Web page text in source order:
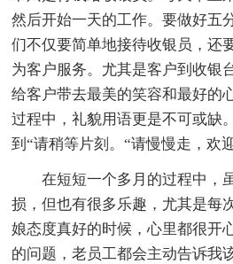
然后开始一天的工作。要做好五
们不仅要简单地接待收银员，还
为客户服务。尤其是客户到收银
给客户带去最美的笑容和最好的
过程中，礼貌用语更是不可或缺
到“请稍等片刻。“请慢慢走，欢
在短短一个多月的过程中，
损，但也有很多乐趣，尤其是每
娘态度真好的时候，心里都很开
的问题，老员工都会主动告诉我